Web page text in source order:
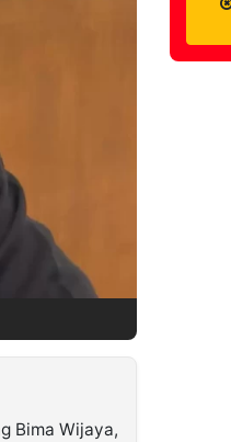
Bima Wijaya,